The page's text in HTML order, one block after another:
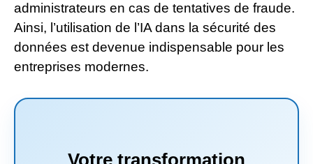
administrateurs en cas de tentatives de fraude.
Ainsi, l’utilisation de l’IA dans la sécurité des
données est devenue indispensable pour les
entreprises modernes.